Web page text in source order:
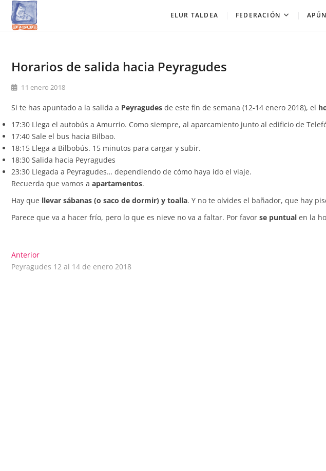
Saltar
contenido
ELUR TALDEA FEDERACIÓN
Horarios de salida hacia Peyragudes
11 enero 2018
Si te has apuntado a la salida a Peyragudes de este fin de semana (12-14 enero 2018), el
17:30 Llega el autobús a Amurrio. Como siempre, al aparcamiento junto al edificio de
17:40 Sale el bus hacia Bilbao.
18:15 Llega a Bilbobús. 15 minutos para cargar y subir.
18:30 Salida hacia Peyragudes
23:30 Llegada a Peyragudes… dependiendo de cómo haya ido el viaje.
Recuerda que vamos a apartamentos.
Hay que llevar sábanas (o saco de dormir) y toalla. Y no te olvides el bañador, que hay
Parece que va a hacer frío, pero lo que es nieve no va a faltar. Por favor se puntual en la
Navegación
de
AnteriorEntrada
anterior:
Peyragudes 12 al 14 de enero 2018